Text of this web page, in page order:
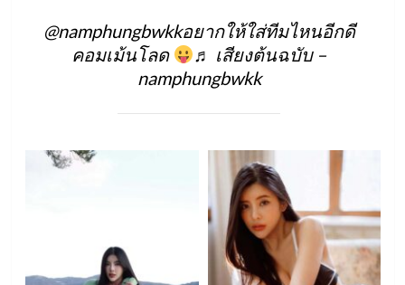
@namphungbwkkอยากให้ใส่ทีมไหนอีกดี
คอมเม้นโลด
♬ เสียงต้นฉบับ –
namphungbwkk